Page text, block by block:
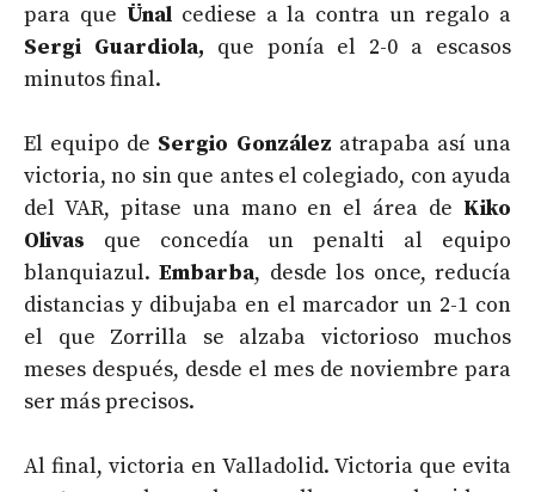
para que Ünalcediese a la contra un regalo a
Sergi Guardiola, que ponía el 2-0 a escasos
minutos final.
El equipo de Sergio González atrapaba así una
victoria, no sin que antes el colegiado, con ayuda
del VAR, pitase una mano en el área de Kiko
Olivas que concedía un penalti al equipo
blanquiazul.Embarba, desde los once, reducía
distancias y dibujaba en el marcador un 2-1 con
el que Zorrilla se alzaba victorioso muchos
meses después, desde el mes de noviembre para
ser más precisos.
Al final, victoria en Valladolid. Victoria que evita